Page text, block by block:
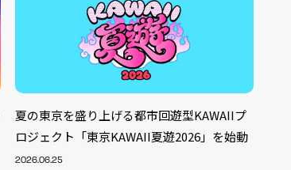
夏の東京を盛り上げる都市回遊型KAWAIIプ
ロジェクト「東京KAWAII夏遊2026」を始動
2026.06.25